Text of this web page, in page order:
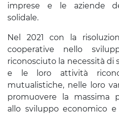
imprese e le aziende
solidale.
Nel 2021 con la
cooperative nello
riconosciuto la necessità di
e le loro attività
mutualistiche, nelle loro
promuovere la massima
allo sviluppo economico